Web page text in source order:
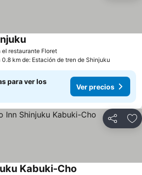
el restaurante Floret
0.8 km de: Estación de tren de Shinjuku
para ver los
Ver precios
Compartir
Kabuki-Cho